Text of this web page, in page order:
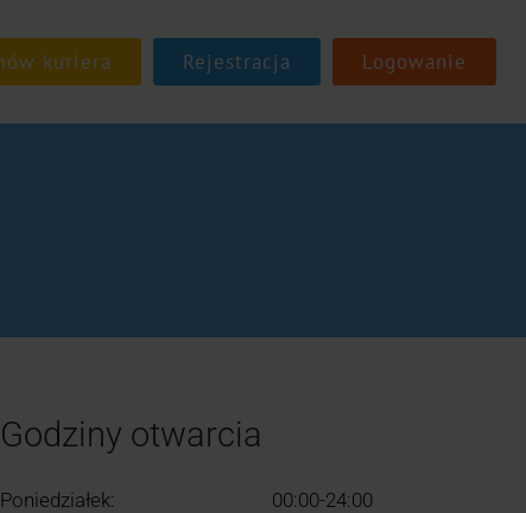
Rejestracja Logowanie
Godziny otwarcia
Poniedziałek:
00:00-24:00